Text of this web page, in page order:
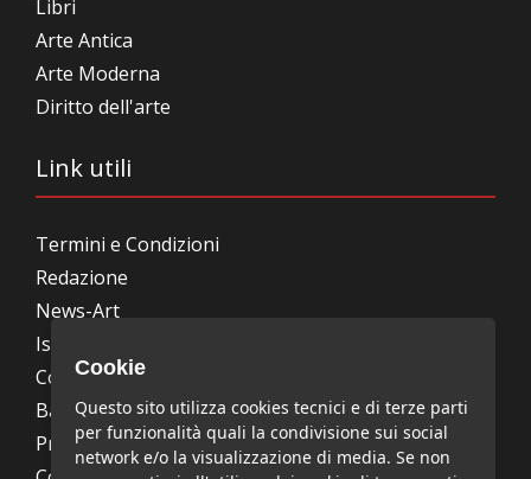
Libri
Arte Antica
Arte Moderna
Diritto dell'arte
Link utili
Termini e Condizioni
Redazione
News-Art
Iscrizione alla newsletter
Collabora con noi
Bandi, concorsi, premi
Privacy Policy
Cookie
Questo sito utilizza cookies tecnici e di terze parti
per funzionalità quali la condivisione sui social
network e/o la visualizzazione di media. Se non